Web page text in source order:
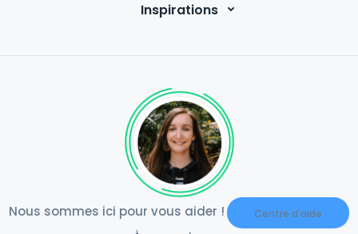
Inspirations
Nous sommes ici pour vous aider ! Centre d'aide